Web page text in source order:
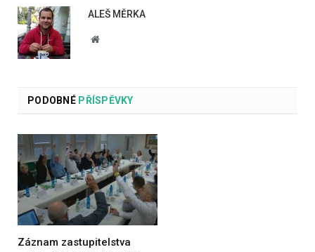
ALEŠ MĚRKA
Website
PODOBNÉPŘÍSPĚVKY
Záznam zastupitelstva